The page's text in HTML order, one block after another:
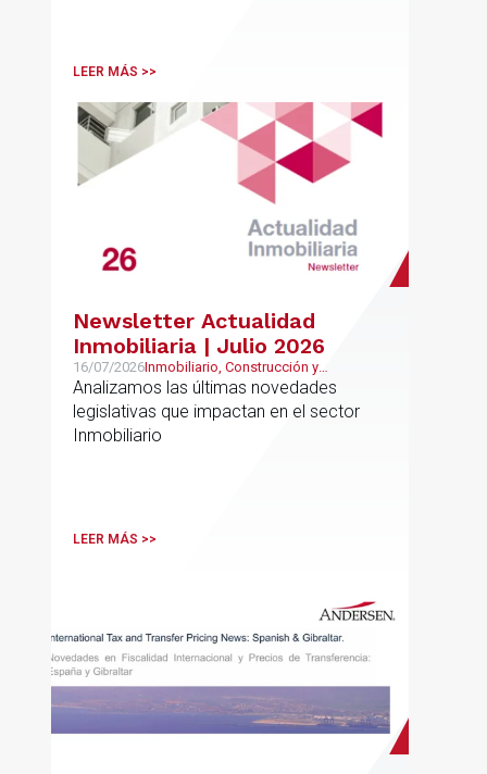
LEER MÁS >>
Newsletter Actualidad
Inmobiliaria | Julio 2026
16/07/2026Inmobiliario, Construcción y
Urbanismo
Analizamos las últimas novedades
legislativas que impactan en el sector
Inmobiliario
LEER MÁS >>